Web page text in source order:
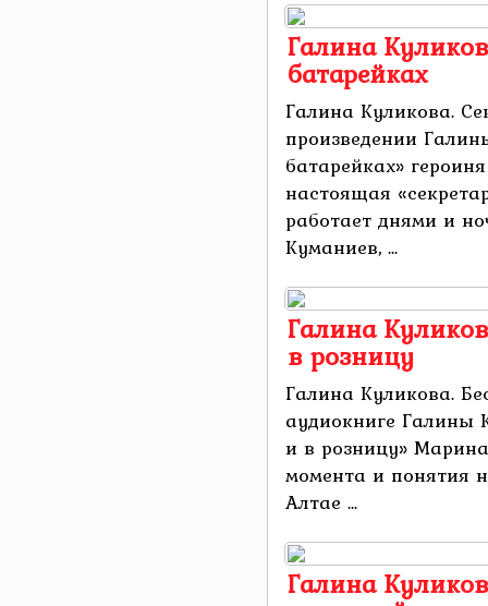
Галина
батарейках
Галина Куликова.
произведении
батарейках»
настоящая
работает днями и
Куманиев, ...
Галина
в розницу
Галина Куликова.
аудиокниге Галины
и в розницу»
момента и понятия
Алтае ...
Галина